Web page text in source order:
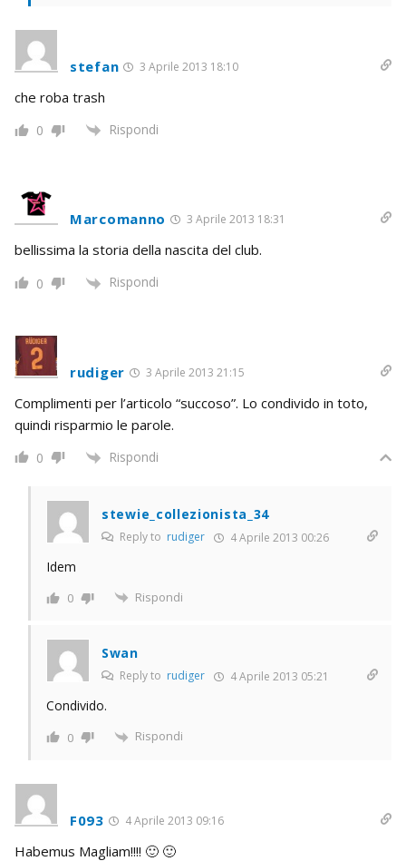
stefan 3 Aprile 2013 18:10
che roba trash
0 Rispondi
Marcomanno 3 Aprile 2013 18:31
bellissima la storia della nascita del club.
0 Rispondi
rudiger 3 Aprile 2013 21:15
Complimenti per l’articolo “succoso”. Lo condivido in toto,
quindi risparmio le parole.
0 Rispondi
stewie_collezionista_34
Reply to rudiger 4 Aprile 2013 00:26
Idem
0 Rispondi
Swan
Reply to rudiger 4 Aprile 2013 05:21
Condivido.
0 Rispondi
F093 4 Aprile 2013 09:16
Habemus Magliam!!!! 🙂 🙂